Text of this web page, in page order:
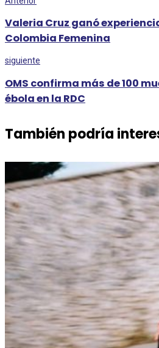
Valeria Cruz ganó
Colombia Femenina
siguiente
OMS confirma más de 100
ébola en la RDC
También podría